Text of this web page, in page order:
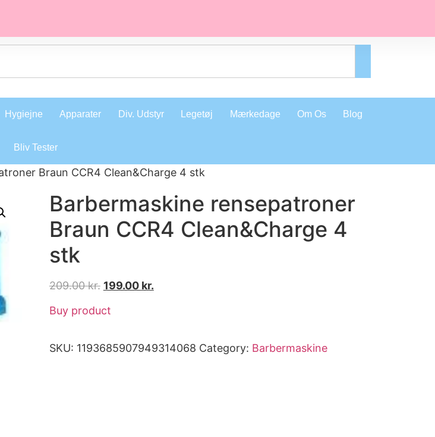
Hygiejne Apparater Div. Udstyr Legetøj Mærkedage Om Os Blog
Bliv Tester
Braun CCR4 Clean&Charge 4 stk
Barbermaskine rensepatroner
Braun CCR4 Clean&Charge 4
stk
209.00kr. 199.00 kr.
Buy product
SKU: 1193685907949314068 Category: Barbermaskine